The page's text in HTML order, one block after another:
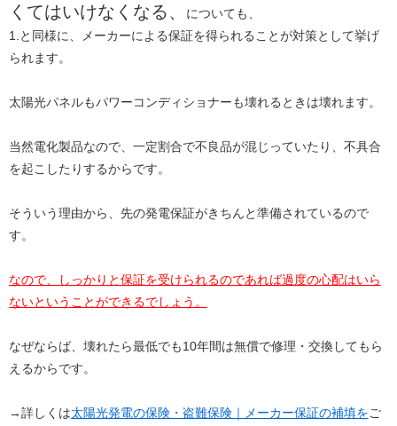
くてはいけなくなる、
についても、
1.と同様に、メーカーによる保証を得られることが対策として挙げ
られます。
太陽光パネルもパワーコンディショナーも壊れるときは壊れます。
当然電化製品なので、一定割合で不良品が混じっていたり、不具合
を起こしたりするからです。
そういう理由から、先の発電保証がきちんと準備されているので
す。
なので、しっかりと保証を受けられるのであれば過度の心配はいら
ないということができるでしょう。
なぜならば、壊れたら最低でも10年間は無償で修理・交換してもら
えるからです。
→詳しくは太陽光発電の保険・盗難保険｜メーカー保証の補填をご